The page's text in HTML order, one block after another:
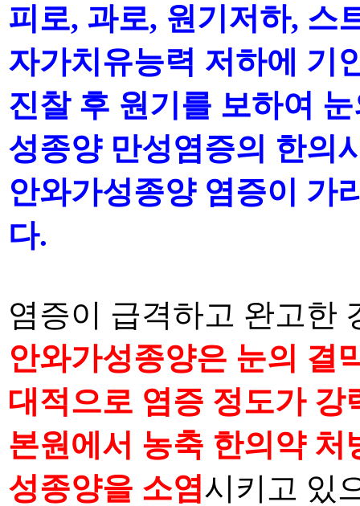
피로, 과로, 원기저하, 스
자가치유능력 저하에 기
진찰 후 원기를 보하여
성종양 만성염증의 한의
안와가성종양 염증이 가
다.
염증이 급격하고 완고한
안와가성종양은 눈의 결
대적으로 염증 정도가
본원에서 농축 한의약 처
성종양을 소염시키고 있